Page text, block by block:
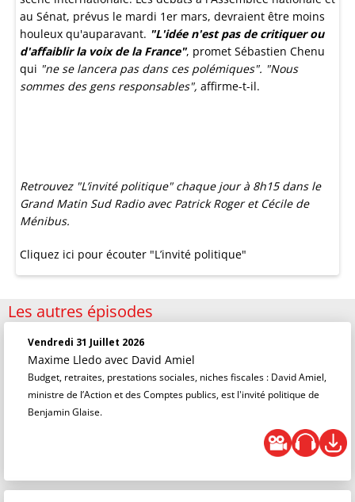
au Sénat, prévus le mardi 1er mars, devraient être moins
houleux qu'auparavant. "L'idée n'est pas de critiquer ou
d'affaiblir la voix de la France", promet Sébastien Chenu
qui "ne se lancera pas dans ces polémiques". "Nous
sommes des gens responsables", affirme-t-il.
Retrouvez "L’invité politique" chaque jour à 8h15 dans le
Grand Matin Sud Radio avec Patrick Roger et Cécile de
Ménibus.
Cliquez ici pour écouter "L’invité politique"
Les autres épisodes
Vendredi 31 Juillet 2026
Maxime Lledo avec David Amiel
Budget, retraites, prestations sociales, niches fiscales : David Amiel,
ministre de l’Action et des Comptes publics, est l'invité politique de
Benjamin Glaise.